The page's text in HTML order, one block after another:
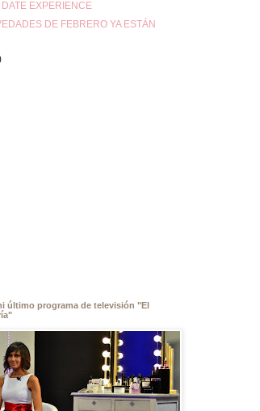
DATE EXPERIENCE
DE FEBRERO YA ESTÁN
último programa de televisión "El